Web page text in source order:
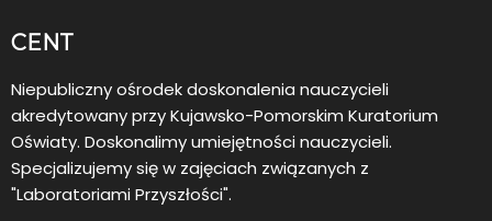
CENT
Niepubliczny ośrodek doskonalenia nauczycieli
akredytowany przy Kujawsko-Pomorskim Kuratorium
Oświaty. Doskonalimy umiejętności nauczycieli.
Specjalizujemy się w zajęciach związanych z
"Laboratoriami Przyszłości".